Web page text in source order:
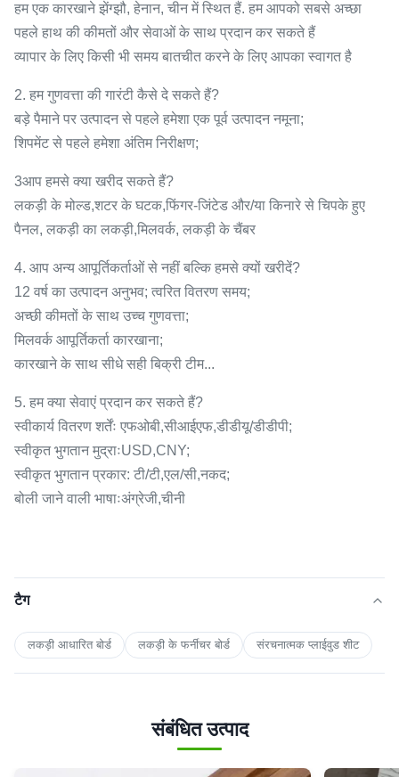
हम एक कारखाने झेंग्झौ, हेनान, चीन में स्थित हैं. हम आपको सबसे अच्छा
पहले हाथ की कीमतों और सेवाओं के साथ प्रदान कर सकते हैं
व्यापार के लिए किसी भी समय बातचीत करने के लिए आपका स्वागत है
2. हम गुणवत्ता की गारंटी कैसे दे सकते हैं?
बड़े पैमाने पर उत्पादन से पहले हमेशा एक पूर्व उत्पादन नमूना;
शिपमेंट से पहले हमेशा अंतिम निरीक्षण;
3आप हमसे क्या खरीद सकते हैं?
लकड़ी के मोल्ड,शटर के घटक,फिंगर-जिंटेड और/या किनारे से चिपके हुए
पैनल, लकड़ी का लकड़ी,मिलवर्क, लकड़ी के चैंबर
4. आप अन्य आपूर्तिकर्ताओं से नहीं बल्कि हमसे क्यों खरीदें?
12 वर्ष का उत्पादन अनुभव; त्वरित वितरण समय;
अच्छी कीमतों के साथ उच्च गुणवत्ता;
मिलवर्क आपूर्तिकर्ता कारखाना;
कारखाने के साथ सीधे सही बिक्री टीम...
5. हम क्या सेवाएं प्रदान कर सकते हैं?
स्वीकार्य वितरण शर्तेंः एफओबी,सीआईएफ,डीडीयू/डीडीपी;
स्वीकृत भुगतान मुद्राःUSD,CNY;
स्वीकृत भुगतान प्रकार: टी/टी,एल/सी,नकद;
बोली जाने वाली भाषाःअंग्रेजी,चीनी
टैग
लकड़ी आधारित बोर्ड लकड़ी के फर्नीचर बोर्ड संरचनात्मक प्लाईवुड शीट
संबंधित उत्पाद